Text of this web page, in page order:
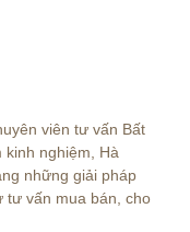
viên tư vấn Bất
nghiệm, Hà
những giải pháp
tư vấn mua bán, cho